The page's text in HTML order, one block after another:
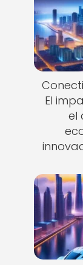
El
el